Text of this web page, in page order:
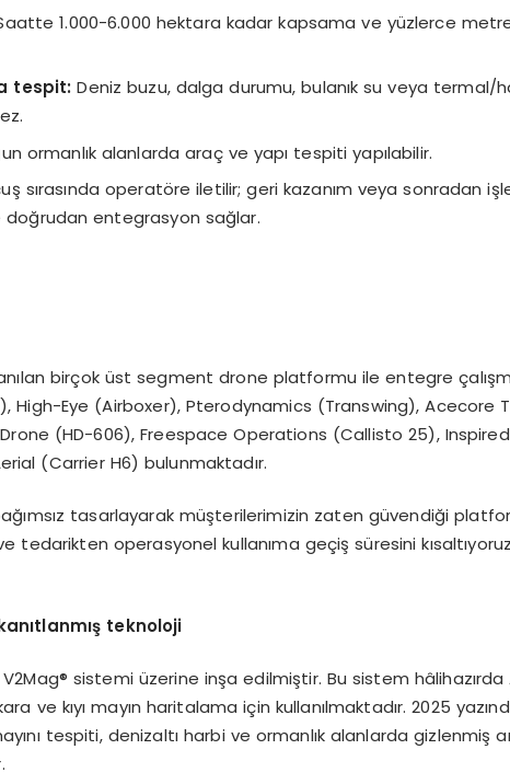
1.000-6.000 hektara kadar kapsama ve yüzlerce
tespit: Deniz buzu, dalga durumu, bulanık su veya termal/
ormanlık alanlarda araç ve yapı tespiti yapılabilir.
sırasında operatöre iletilir; geri kazanım veya sonradan
doğrudan entegrasyon sağlar.
birçok üst segment drone platformu ile entegre
High-Eye (Airboxer), Pterodynamics (Transwing), Acecore
(HD-606), Freespace Operations (Callisto 25), Inspired
(Carrier H6) bulunmaktadır.
tasarlayarak müşterilerimizin zaten güvendiği
tedarikten operasyonel kullanıma geçiş süresini
teknoloji
V2Mag® sistemi üzerine inşa edilmiştir. Bu sistem hâlihazırda
ve kıyı mayın haritalama için kullanılmaktadır. 2025
tespiti, denizaltı harbi ve ormanlık alanlarda gizlenmiş